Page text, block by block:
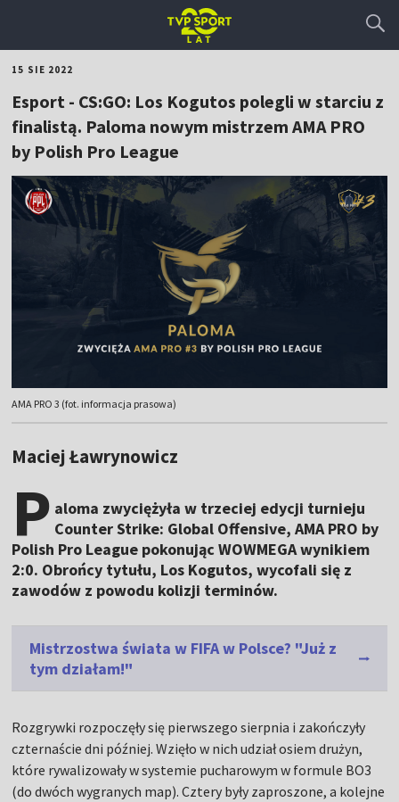
15 SIE 2022
Esport - CS:GO: Los Kogutos polegli w starciu z
finalistą. Paloma nowym mistrzem AMA PRO
by Polish Pro League
AMA PRO 3 (fot. informacja prasowa)
Maciej Ławrynowicz
P aloma zwyciężyła w trzeciej edycji turnieju
Counter Strike: Global Offensive, AMA PRO by
Polish Pro League pokonując WOWMEGA wynikiem
2:0. Obrońcy tytułu, Los Kogutos, wycofali się z
zawodów z powodu kolizji terminów.
Mistrzostwa świata w FIFA w Polsce? "Już z
tym działam!"
Rozgrywki rozpoczęły się pierwszego sierpnia i zakończyły
czternaście dni później. Wzięło w nich udział osiem drużyn,
które rywalizowały w systemie pucharowym w formule BO3
(do dwóch wygranych map). Cztery były zaproszone, a kolejne